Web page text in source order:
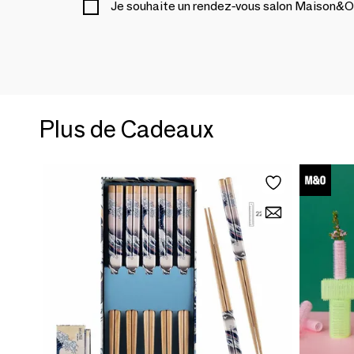
Je souhaite un rendez-vous salon
Plus de Cadeaux